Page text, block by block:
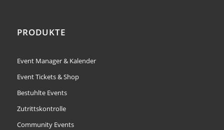
PRODUKTE
Event Manager & Kalender
Event Tickets & Shop
Bestuhlte Events
Zutrittskontrolle
Community Events